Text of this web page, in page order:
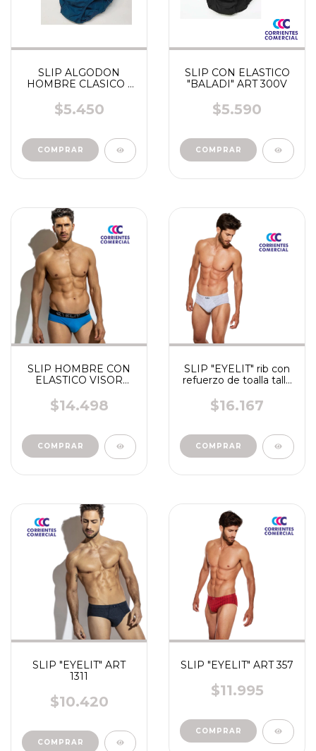
SLIP ALGODON
HOMBRE CLASICO "
300
$5.450
COMPRAR
SLIP CON ELASTICO
"BALADI" ART 300V
$5.590
COMPRAR
SLIP HOMBRE CON
ELASTICO VISOR
$14.498
COMPRAR
SLIP "EYELIT" rib con
refuerzo de toalla talle
$16.167
COMPRAR
SLIP "EYELIT" ART
1311
$10.420
COMPRAR
SLIP "EYELIT" ART 357
$11.995
COMPRAR